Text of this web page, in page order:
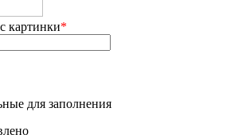
картинки*
для заполнения
75% будут
с вашей карты